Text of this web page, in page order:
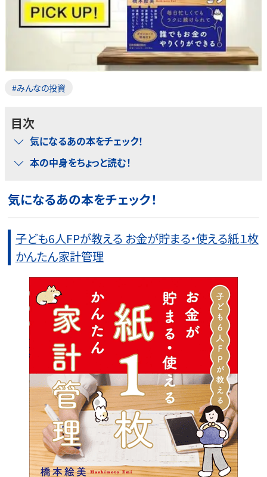
#みんなの投資
目次
気になるあの本をチェック！
本の中身をちょっと読む！
気になるあの本をチェック！
子ども6人FPが教える お金が貯まる・使える紙１枚
かんたん家計管理